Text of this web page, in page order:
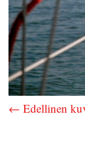
← Edellinen